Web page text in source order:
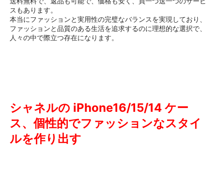
スもあります。
本当にファッションと実用性の完璧なバランスを実現しており、
ファッションと品質のある生活を追求するのに理想的な選択で、
人々の中で際立つ存在になります。
シャネルの iPhone16/15/14 ケー
ス、個性的でファッションなスタイ
ルを作り出す